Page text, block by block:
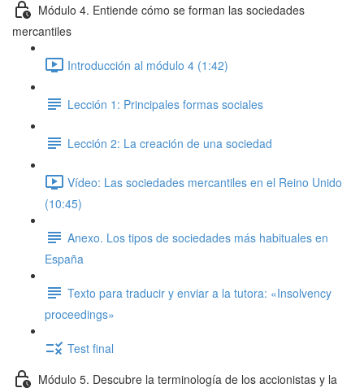
Módulo 4. Entiende cómo se forman las sociedades
mercantiles
Introducción al módulo 4 (1:42)
Lección 1: Principales formas sociales
Lección 2: La creación de una sociedad
Vídeo: Las sociedades mercantiles en el Reino Unido
(10:45)
Anexo. Los tipos de sociedades más habituales en
España
Texto para traducir y enviar a la tutora: «Insolvency
proceedings»
Test final
Módulo 5. Descubre la terminología de los accionistas y la